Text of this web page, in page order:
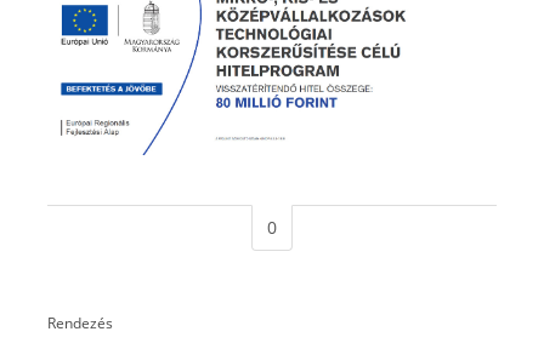
0
Rendezés